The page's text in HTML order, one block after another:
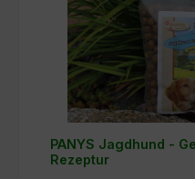
PANYS Jagdhund -
Rezeptur